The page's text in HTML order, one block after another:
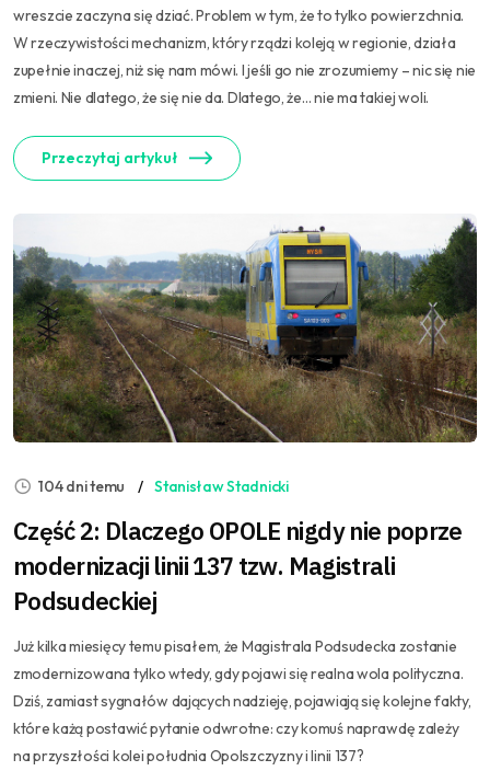
wreszcie zaczyna się dziać. Problem w tym, że to tylko powierzchnia.
W rzeczywistości mechanizm, który rządzi koleją w regionie, działa
zupełnie inaczej, niż się nam mówi. I jeśli go nie zrozumiemy – nic się nie
zmieni. Nie dlatego, że się nie da. Dlatego, że… nie ma takiej woli.
Przeczytaj artykuł
104 dni temu Stanisław Stadnicki
Część 2: Dlaczego OPOLE nigdy nie poprze
modernizacji linii 137 tzw. Magistrali
Podsudeckiej
Już kilka miesięcy temu pisałem, że Magistrala Podsudecka zostanie
zmodernizowana tylko wtedy, gdy pojawi się realna wola polityczna.
Dziś, zamiast sygnałów dających nadzieję, pojawiają się kolejne fakty,
które każą postawić pytanie odwrotne: czy komuś naprawdę zależy
na przyszłości kolei południa Opolszczyzny i linii 137?